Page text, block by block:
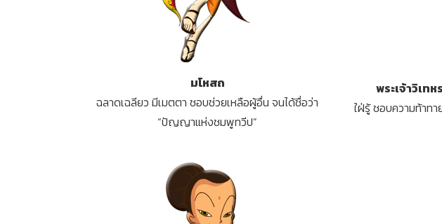
มโหสถ
ฉลาดเฉลียว มีเมตตา ชอบช่วยเหลือผู้อื่น จนได้ชื่อว่า
“ปัญญาแห่งชมพูทวีป”
พระเจ้าวิเทห
ใฝ่รู้ ชอบความท้าท